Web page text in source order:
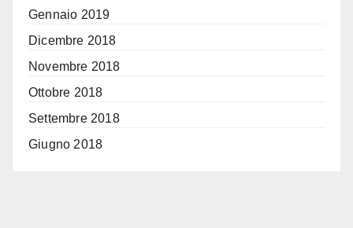
Gennaio 2019
Dicembre 2018
Novembre 2018
Ottobre 2018
Settembre 2018
Giugno 2018